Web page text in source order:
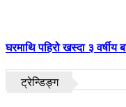
घरमाथि पहिरो खस्दा ३
ट्रेन्डिङ्ग